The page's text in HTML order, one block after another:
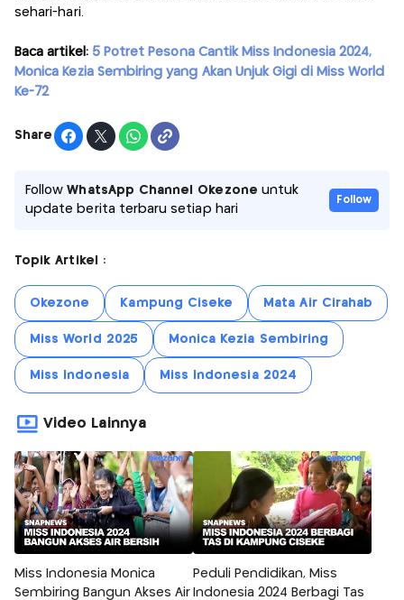
sehari-hari.
Baca artikel:5 Potret Pesona Cantik Miss Indonesia 2024,
Monica Kezia Sembiring yang Akan Unjuk Gigi di Miss World
Ke-72
Share
FollowWhatsApp Channel Okezone untuk
update berita terbaru setiap hari
Follow
Topik Artikel :
Okezone Kampung Ciseke Mata Air Cirahab
Miss World 2025 Monica Kezia Sembiring
Miss Indonesia Miss Indonesia 2024
Video Lainnya
Miss Indonesia Monica
Sembiring Bangun Akses Air
Peduli Pendidikan, Miss
Indonesia 2024 Berbagi Tas